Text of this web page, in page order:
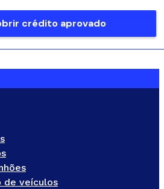
crédito aprovado
de veículos